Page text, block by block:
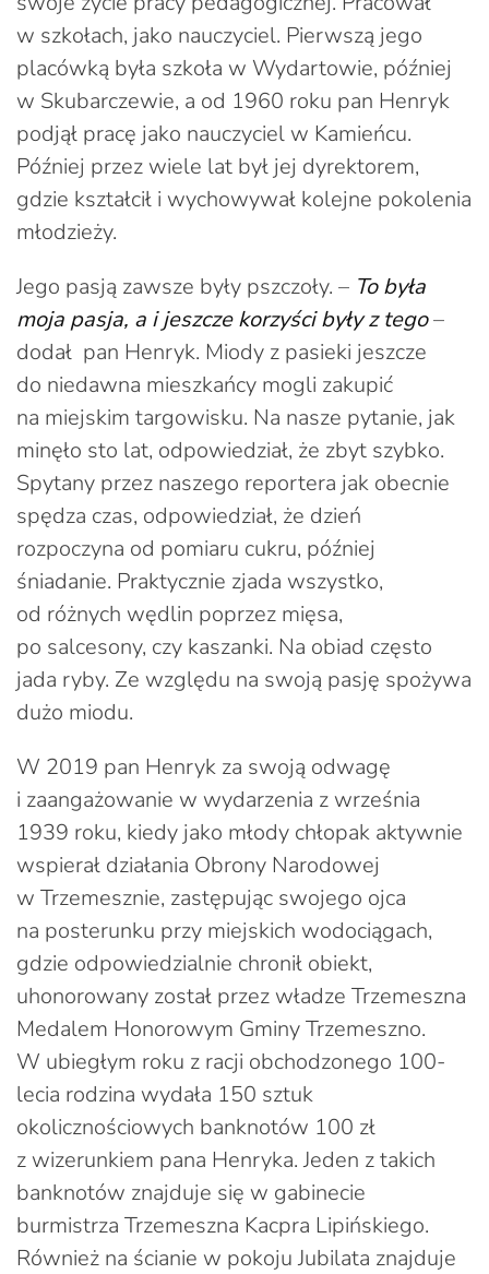
w szkołach, jako nauczyciel. Pierwszą jego
placówką była szkoła w Wydartowie, później
w Skubarczewie, a od 1960 roku pan Henryk
podjął pracę jako nauczyciel w Kamieńcu.
Później przez wiele lat był jej dyrektorem,
gdzie kształcił i wychowywał kolejne pokolenia
młodzieży.
Jego pasją zawsze były pszczoły. – To była
moja pasja, a i jeszcze korzyści były z tego–
dodał pan Henryk. Miody z pasieki jeszcze
do niedawna mieszkańcy mogli zakupić
na miejskim targowisku. Na nasze pytanie, jak
minęło sto lat, odpowiedział, że zbyt szybko.
Spytany przez naszego reportera jak obecnie
spędza czas, odpowiedział, że dzień
rozpoczyna od pomiaru cukru, później
śniadanie. Praktycznie zjada wszystko,
od różnych wędlin poprzez mięsa,
po salcesony, czy kaszanki. Na obiad często
jada ryby. Ze względu na swoją pasję spożywa
dużo miodu.
W 2019 pan Henryk za swoją odwagę
i zaangażowanie w wydarzenia z września
1939 roku, kiedy jako młody chłopak aktywnie
wspierał działania Obrony Narodowej
w Trzemesznie, zastępując swojego ojca
na posterunku przy miejskich wodociągach,
gdzie odpowiedzialnie chronił obiekt,
uhonorowany został przez władze Trzemeszna
Medalem Honorowym Gminy Trzemeszno.
W ubiegłym roku z racji obchodzonego 100-
lecia rodzina wydała 150 sztuk
okolicznościowych banknotów 100 zł
z wizerunkiem pana Henryka. Jeden z takich
banknotów znajduje się w gabinecie
burmistrza Trzemeszna Kacpra Lipińskiego.
Również na ścianie w pokoju Jubilata znajduje